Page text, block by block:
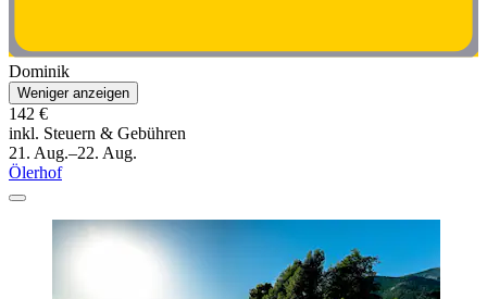
Dominik
Weniger anzeigen
142 €
inkl. Steuern & Gebühren
21. Aug.–22. Aug.
Ölerhof